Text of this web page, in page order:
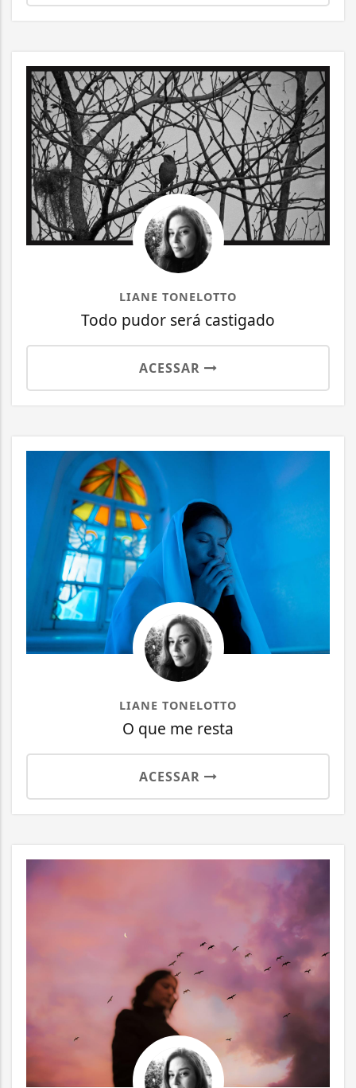
LIANE TONELOTTO
Todo pudor será castigado
ACESSAR
LIANE TONELOTTO
O que me resta
ACESSAR